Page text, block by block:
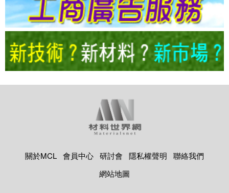
關於MCL 會員中心 研討會 隱私權聲明
聯絡我們
網站地圖